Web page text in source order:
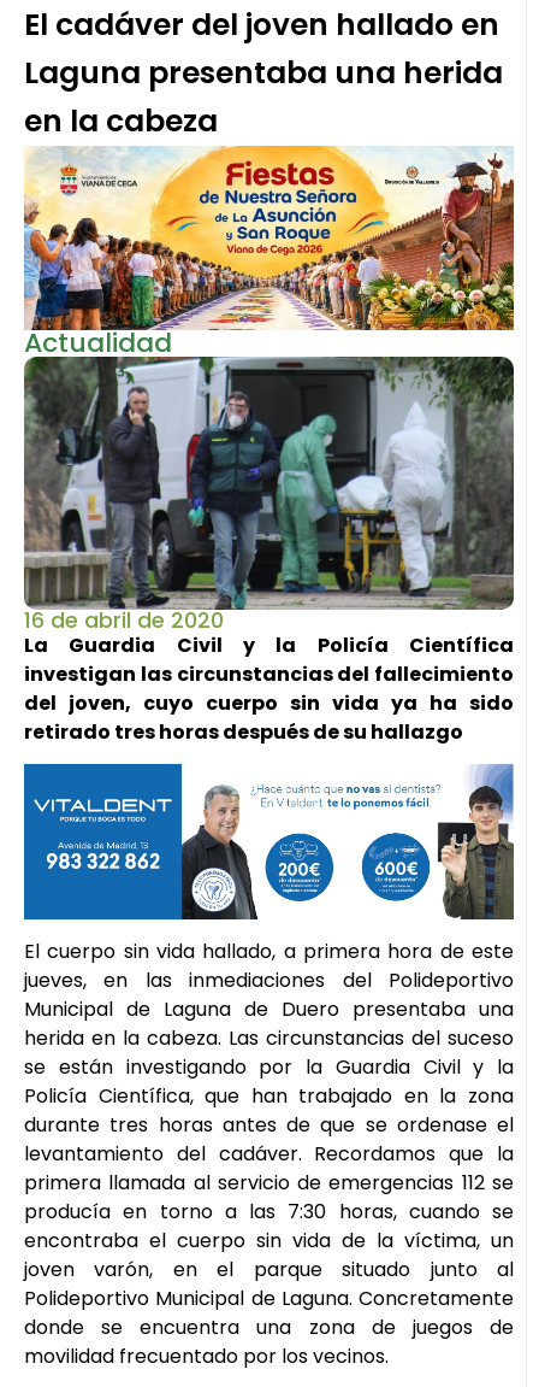
El cadáver del joven hallado en
Laguna presentaba una herida
en la cabeza
Actualidad
16 de abril de 2020
La Guardia Civil y la Policía Científica
investigan las circunstancias del fallecimiento
del joven, cuyo cuerpo sin vida ya ha sido
retirado tres horas después de su hallazgo
El cuerpo sin vida hallado, a primera hora de este
jueves, en las inmediaciones del Polideportivo
Municipal de Laguna de Duero presentaba una
herida en la cabeza. Las circunstancias del suceso
se están investigando por la Guardia Civil y la
Policía Científica, que han trabajado en la zona
durante tres horas antes de que se ordenase el
levantamiento del cadáver. Recordamos que la
primera llamada al servicio de emergencias 112 se
producía en torno a las 7:30 horas, cuando se
encontraba el cuerpo sin vida de la víctima, un
joven varón, en el parque situado junto al
Polideportivo Municipal de Laguna. Concretamente
donde se encuentra una zona de juegos de
movilidad frecuentado por los vecinos.